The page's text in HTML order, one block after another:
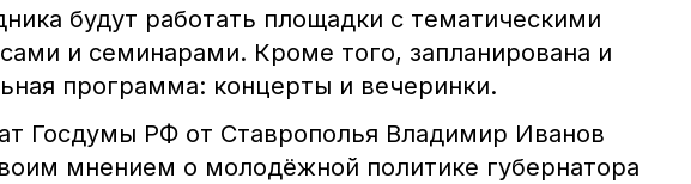
будут работать площадки с тематическими
и семинарами. Кроме того, запланирована и
программа: концерты и вечеринки.
Госдумы РФ от Ставрополья Владимир Иванов
мнением о молодёжной политике губернатора